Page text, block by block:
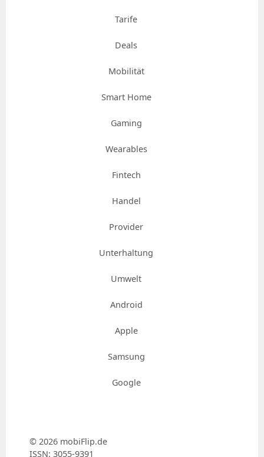
Tarife
Deals
Mobilität
Smart Home
Gaming
Wearables
Fintech
Handel
Provider
Unterhaltung
Umwelt
Android
Apple
Samsung
Google
© 2026 mobiFlip.de
ISSN: 3055-9391